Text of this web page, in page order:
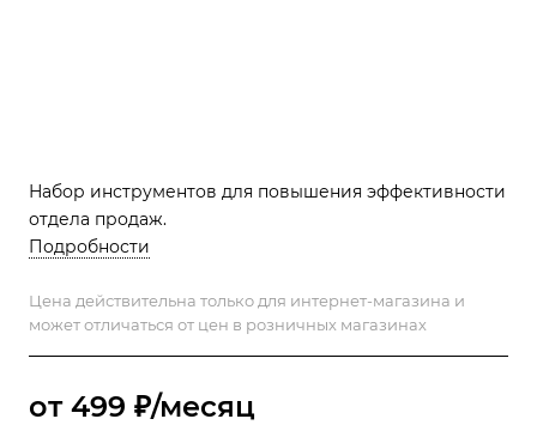
Набор инструментов для повышения эффективности
отдела продаж.
Подробности
Цена действительна только для интернет-магазина и
может отличаться от цен в розничных магазинах
от 499 ₽/месяц